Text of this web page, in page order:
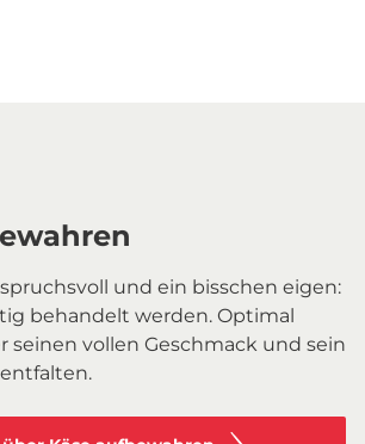
und ein bisschen eigen:
behandelt werden. Optimal
seinen vollen Geschmack und sein